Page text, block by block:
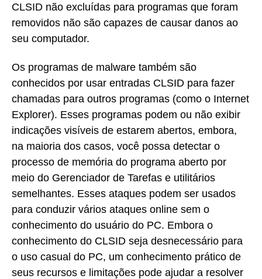
CLSID não excluídas para programas que foram
removidos não são capazes de causar danos ao
seu computador.
Os programas de malware também são
conhecidos por usar entradas CLSID para fazer
chamadas para outros programas (como o Internet
Explorer). Esses programas podem ou não exibir
indicações visíveis de estarem abertos, embora,
na maioria dos casos, você possa detectar o
processo de memória do programa aberto por
meio do Gerenciador de Tarefas e utilitários
semelhantes. Esses ataques podem ser usados
para conduzir vários ataques online sem o
conhecimento do usuário do PC. Embora o
conhecimento do CLSID seja desnecessário para
o uso casual do PC, um conhecimento prático de
seus recursos e limitações pode ajudar a resolver